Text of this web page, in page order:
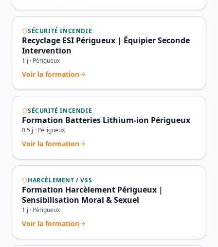
SÉCURITÉ INCENDIE
Recyclage ESI Périgueux | Équipier Seconde
Intervention
1 j · Périgueux
Voir la formation
SÉCURITÉ INCENDIE
Formation Batteries Lithium-ion Périgueux
0.5 j · Périgueux
Voir la formation
HARCÈLEMENT / VSS
Formation Harcèlement Périgueux |
Sensibilisation Moral & Sexuel
1 j · Périgueux
Voir la formation